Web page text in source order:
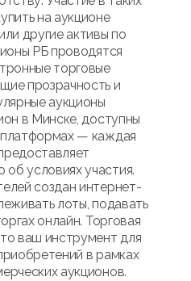
на аукционе
другие активы по
РБ проводятся
торговые
прозрачность и
аукционы
в Минске, доступны
платформах — каждая
условиях участия.
создан интернет-
лоты, подавать
онлайн. Торговая
ваш инструмент для
в рамках
аукционов.